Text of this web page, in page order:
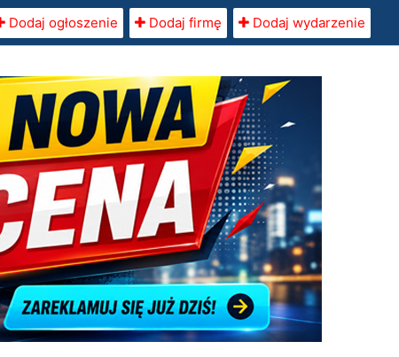
Dodaj ogłoszenie Dodaj firmę Dodaj wydarzenie